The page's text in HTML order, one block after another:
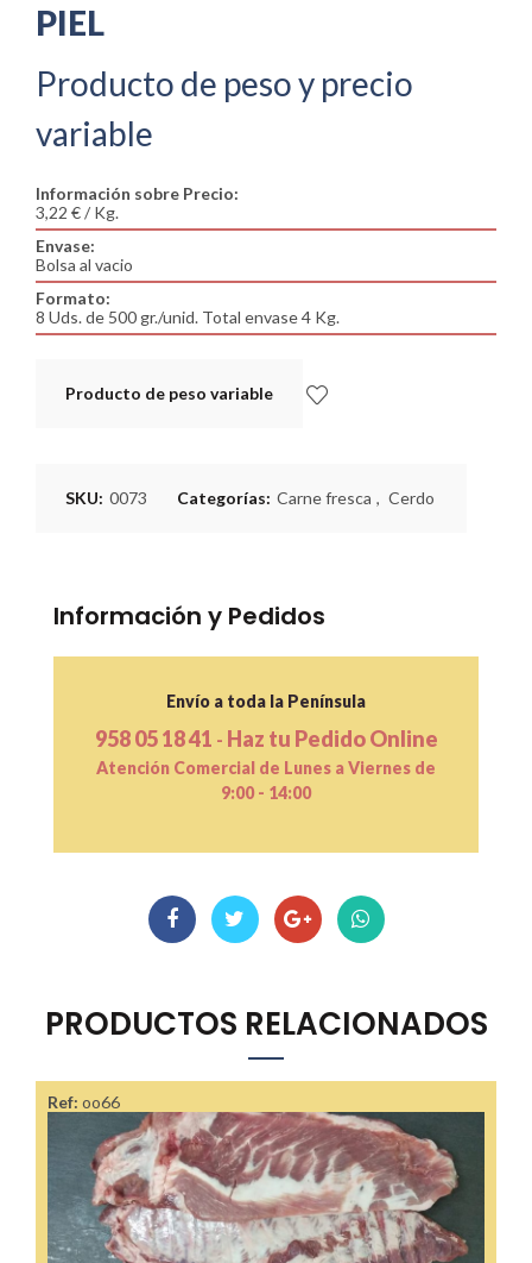
PIEL
Producto de peso y precio
variable
Información sobre Precio:
3,22 € / Kg.
Envase:
Bolsa al vacio
Formato:
8 Uds. de 500 gr./unid. Total envase 4 Kg.
Producto de peso variable
SKU: 0073 Categorías: Carne fresca , Cerdo
Información y Pedidos
Envío a toda la Península
958 05 18 41 - Haz tu Pedido Online
Atención Comercial de Lunes a Viernes de
9:00 - 14:00
PRODUCTOS RELACIONADOS
Ref: oo66